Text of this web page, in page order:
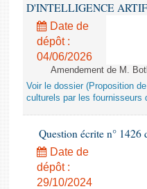
D'INTELLIGENCE
Date de
dépôt :
04/06/2026
Amendement de M.
Voir le dossier (Proposition
culturels par les fournisseurs
Question écrite n°
Date de
dépôt :
29/10/2024